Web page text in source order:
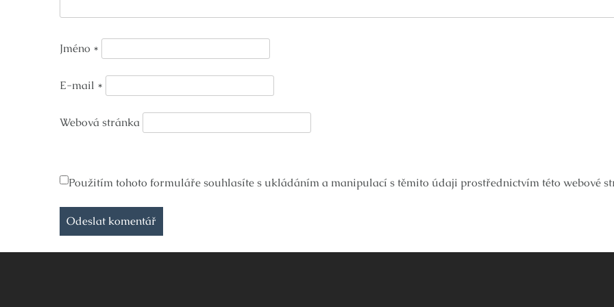
Jméno *
E-mail *
Webová stránka
Použitím tohoto formuláře souhlasíte s ukládáním a manipulací s těmito údaji prostřednictvím této webové